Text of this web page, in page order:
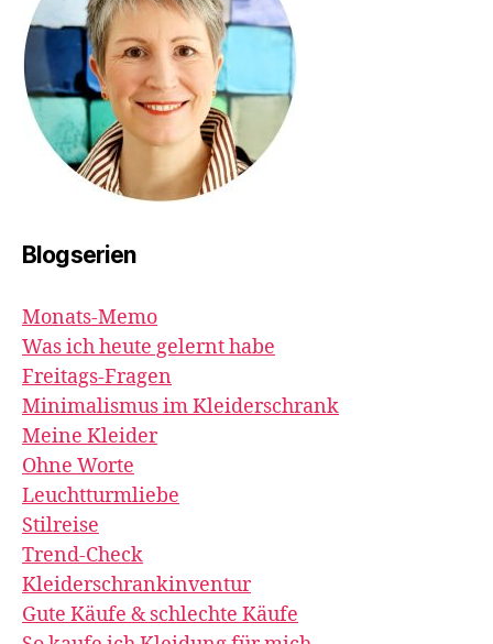
Blogserien
Monats-Memo
Was ich heute gelernt habe
Freitags-Fragen
Minimalismus im Kleiderschrank
Meine Kleider
Ohne Worte
Leuchtturmliebe
Stilreise
Trend-Check
Kleiderschrankinventur
Gute Käufe & schlechte Käufe